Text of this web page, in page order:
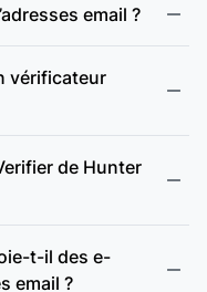
email ?
vérificateur
de Hunter
t-il des e-
email ?